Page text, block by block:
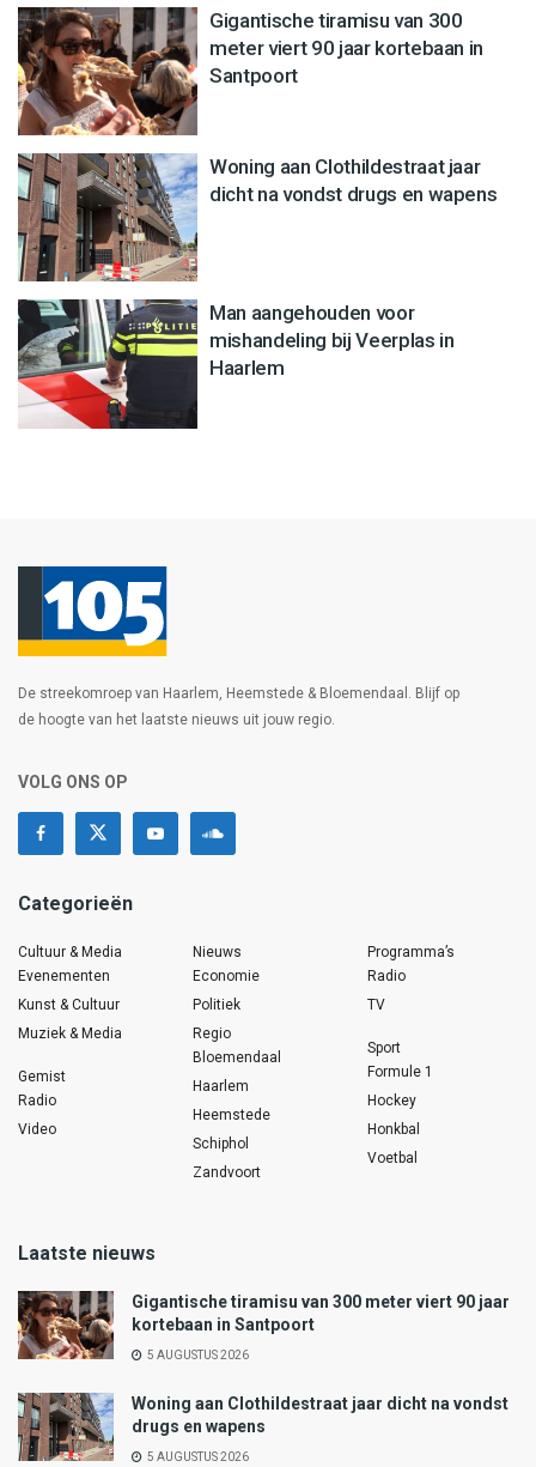
Gigantische tiramisu van 300
meter viert 90 jaar kortebaan in
Santpoort
Woning aan Clothildestraat jaar
dicht na vondst drugs en wapens
Man aangehouden voor
mishandeling bij Veerplas in
Haarlem
De streekomroep van Haarlem, Heemstede & Bloemendaal. Blijf op
de hoogte van het laatste nieuws uit jouw regio.
VOLG ONS OP
Categorieën
Cultuur & Media
Evenementen
Kunst & Cultuur
Muziek & Media
Gemist
Radio
Video
Nieuws
Economie
Politiek
Regio
Bloemendaal
Haarlem
Heemstede
Schiphol
Zandvoort
Programma’s
Radio
TV
Sport
Formule 1
Hockey
Honkbal
Voetbal
Laatste nieuws
Gigantische tiramisu van 300 meter viert 90 jaar
kortebaan in Santpoort
5 AUGUSTUS 2026
Woning aan Clothildestraat jaar dicht na vondst
drugs en wapens
5 AUGUSTUS 2026